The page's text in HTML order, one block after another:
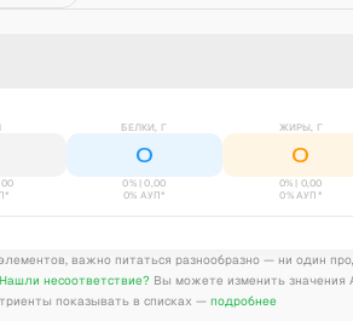
БЕЛКИ, Г
0
0% |0,00
0% АУП*
ЖИРЫ, Г
0
0% | 0,00
0% АУП*
важно питаться разнообразно — ни один
Нашли несоответствие? Вы можете изменить значения
показывать в списках — подробнее